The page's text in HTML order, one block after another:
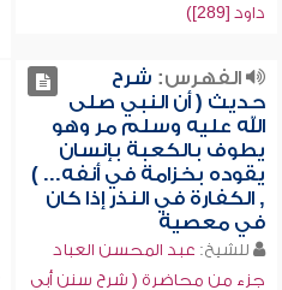
داود [289])
الفهرس: شرح
حديث ( أن النبي صلى
الله عليه وسلم مر وهو
يطوف بالكعبة بإنسان
يقوده بخزامة في أنفه... )
, الكفارة في النذر إذا كان
في معصية
للشيخ: عبد المحسن العباد
جزء من محاضرة ( شرح سنن أبي